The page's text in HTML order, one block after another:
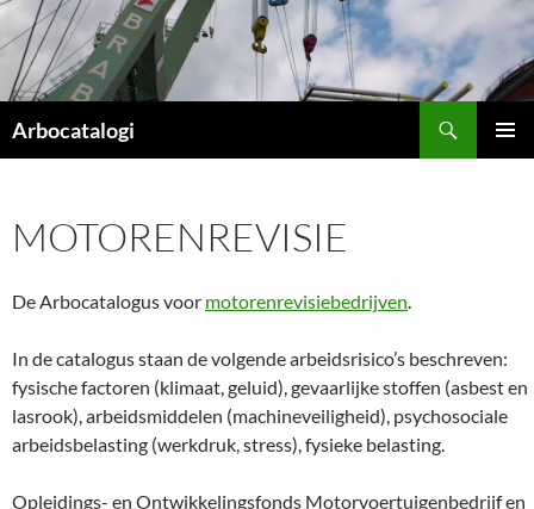
Ga
naar
de
inhoud
Arbocatalogi
MOTORENREVISIE
De Arbocatalogus voor motorenrevisiebedrijven.
In de catalogus staan de volgende arbeidsrisico’s beschreven:
fysische factoren (klimaat, geluid), gevaarlijke stoffen (asbest en
lasrook), arbeidsmiddelen (machineveiligheid), psychosociale
arbeidsbelasting (werkdruk, stress), fysieke belasting.
Opleidings- en Ontwikkelingsfonds Motorvoertuigenbedrijf en